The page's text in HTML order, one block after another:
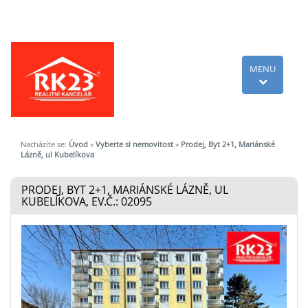
MENU
Nacházíte se: Úvod » Vyberte si nemovitost » Prodej, Byt 2+1, Mariánské
Lázně, ul Kubelíkova
PRODEJ, BYT 2+1, MARIÁNSKÉ LÁZNĚ, UL
KUBELÍKOVA, EV.Č.: 02095